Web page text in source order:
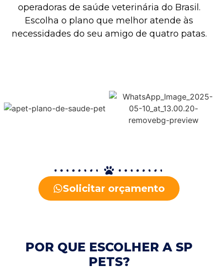
operadoras de saúde veterinária do Brasil.
Escolha o plano que melhor atende às
necessidades do seu amigo de quatro patas.
Solicitar orçamento
POR QUE ESCOLHER A SP
PETS?